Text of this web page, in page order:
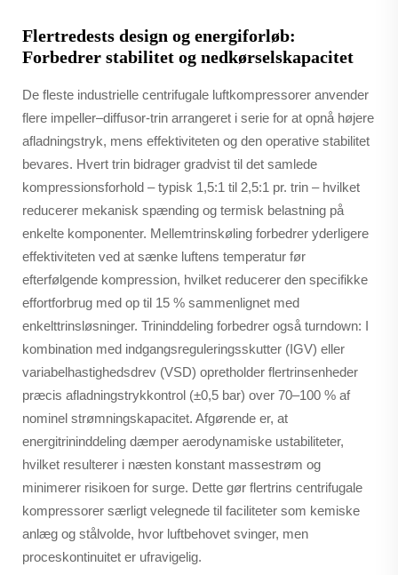
Flertredests design og energiforløb:
Forbedrer stabilitet og nedkørselskapacitet
De fleste industrielle centrifugale luftkompressorer anvender
flere impeller–diffusor-trin arrangeret i serie for at opnå højere
afladningstryk, mens effektiviteten og den operative stabilitet
bevares. Hvert trin bidrager gradvist til det samlede
kompressionsforhold – typisk 1,5:1 til 2,5:1 pr. trin – hvilket
reducerer mekanisk spænding og termisk belastning på
enkelte komponenter. Mellemtrinskøling forbedrer yderligere
effektiviteten ved at sænke luftens temperatur før
efterfølgende kompression, hvilket reducerer den specifikke
effortforbrug med op til 15 % sammenlignet med
enkelttrinsløsninger. Trininddeling forbedrer også turndown: I
kombination med indgangsreguleringsskutter (IGV) eller
variabelhastighedsdrev (VSD) opretholder flertrinsenheder
præcis afladningstrykkontrol (±0,5 bar) over 70–100 % af
nominel strømningskapacitet. Afgørende er, at
energitrininddeling dæmper aerodynamiske ustabiliteter,
hvilket resulterer i næsten konstant massestrøm og
minimerer risikoen for surge. Dette gør flertrins centrifugale
kompressorer særligt velegnede til faciliteter som kemiske
anlæg og stålvolde, hvor luftbehovet svinger, men
proceskontinuitet er ufravigelig.